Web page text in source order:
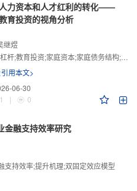
力资本和人才红利的转化——
育投资的视角分析
继煜
杆;教育投资;家庭资本;家庭债务结构;CHFS
引用本文>
06-30
1 | 0
金融支持效率研究
支持效率;提升机理;双固定效应模型